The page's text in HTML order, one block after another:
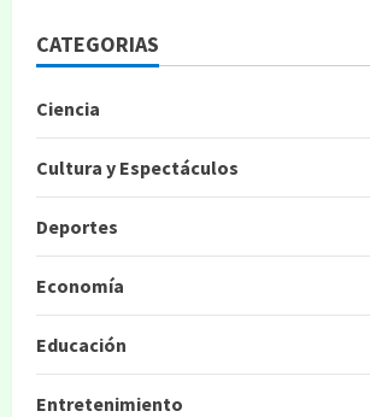
CATEGORIAS
Ciencia
Cultura y Espectáculos
Deportes
Economía
Educación
Entretenimiento